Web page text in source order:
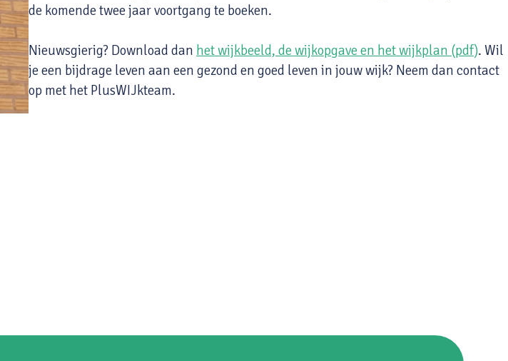
de komende twee jaar voortgang te boeken.
Nieuwsgierig? Download dan het wijkbeeld, de wijkopgave en het wijkplan (pdf). Wil
je een bijdrage leven aan een gezond en goed leven in jouw wijk? Neem dan contact
op met het PlusWIJkteam.